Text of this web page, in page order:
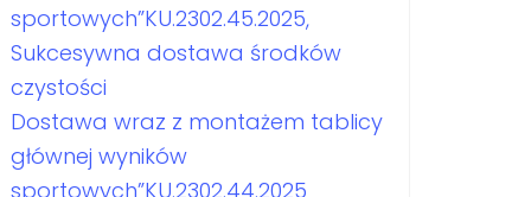
sportowych”KU.2302.45.2025,
Sukcesywna dostawa środków
czystości
Dostawa wraz z montażem tablicy
głównej wyników
sportowych”KU.2302.44.2025